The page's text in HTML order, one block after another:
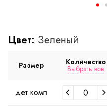
Цвет: Зеленый
Размер Количество
Выбрать все
дет комп